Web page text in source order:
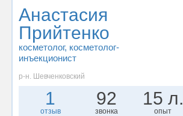
Анастасия
Прийтенко
косметолог, косметолог-
инъекционист
р-н. Шевченковский
1
отзыв
92
звонка
15 л.
опыт